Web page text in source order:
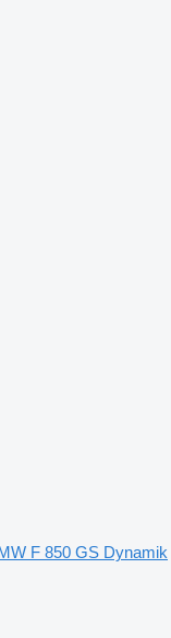
F 850 GS Dynamik